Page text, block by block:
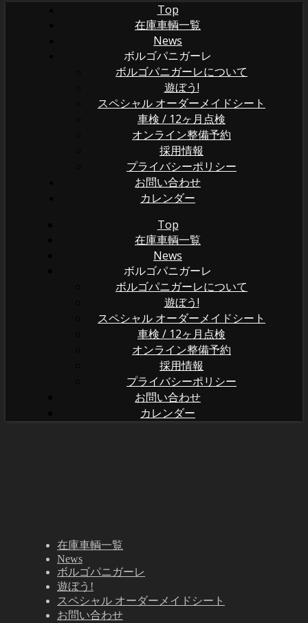
Top
在庫車輌一覧
News
ボルゴパニガーレ
ボルゴパニガーレについて
遊ぼう!
スペシャル オーダーメイドシート
車検 / 12ヶ月点検
オンライン整備予約
採用情報
プライバシーポリシー
お問い合わせ
カレンダー
Top
在庫車輌一覧
News
ボルゴパニガーレ
ボルゴパニガーレについて
遊ぼう!
スペシャル オーダーメイドシート
車検 / 12ヶ月点検
オンライン整備予約
採用情報
プライバシーポリシー
お問い合わせ
カレンダー
在庫車輌一覧
News
ボルゴパニガーレ
遊ぼう!
スペシャル オーダーメイドシート
お問い合わせ